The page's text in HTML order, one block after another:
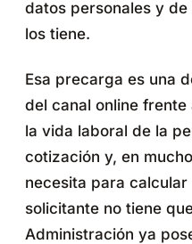
datos personales y
los tiene.
Esa precarga es una
del canal online frente
la vida laboral de la
cotización y, en
necesita para
solicitante no tiene
Administración ya